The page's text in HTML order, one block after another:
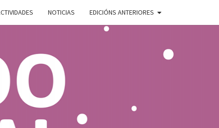
NOTICIAS EDICIÓNS ANTERIORES